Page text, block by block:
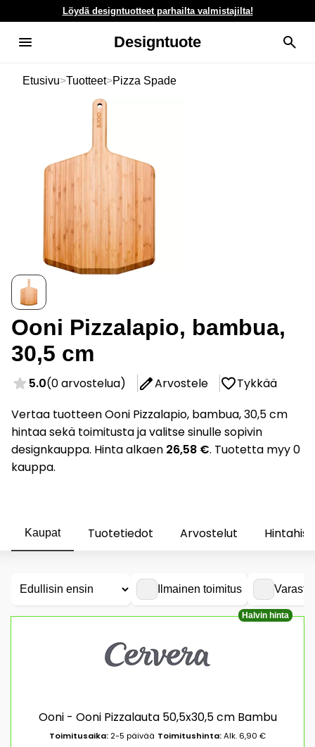
Löydä designtuotteet parhailta valmistajilta!
Designtuote
Etusivu>Tuotteet>Pizza Spade
Ooni Pizzalapio, bambua,
30,5 cm
5.0(0 arvostelua) Arvostele
Tykkää
Vertaa tuotteen Ooni Pizzalapio, bambua, 30,5 cm
hintaa sekä toimitusta ja valitse sinulle sopivin
designkauppa. Hinta alkaen 26,58 €. Tuotetta myy 0
kauppa.
Kaupat Tuotetiedot Arvostelut
Ilmainen toimitus
Halvin hinta
Ooni - Ooni Pizzalauta 50,5x30,5 cm Bambu
Toimitusaika: 2-5 päivää Toimitushinta:Alk. 6,90 €